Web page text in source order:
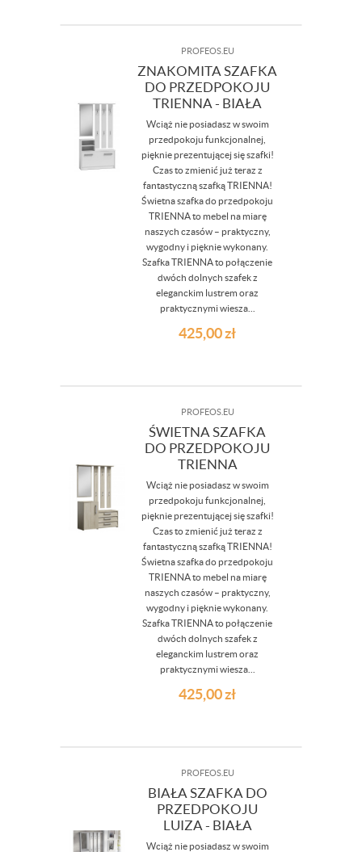
PROFEOS.EU
ZNAKOMITA SZAFKA
DO PRZEDPOKOJU
TRIENNA - BIAŁA
Wciąż nie posiadasz w swoim
przedpokoju funkcjonalnej,
pięknie prezentującej się szafki!
Czas to zmienić już teraz z
fantastyczną szafką TRIENNA!
Świetna szafka do przedpokoju
TRIENNA to mebel na miarę
naszych czasów – praktyczny,
wygodny i pięknie wykonany.
Szafka TRIENNA to połączenie
dwóch dolnych szafek z
eleganckim lustrem oraz
praktycznymi wiesza...
425,00zł
PROFEOS.EU
ŚWIETNA SZAFKA
DO PRZEDPOKOJU
TRIENNA
Wciąż nie posiadasz w swoim
przedpokoju funkcjonalnej,
pięknie prezentującej się szafki!
Czas to zmienić już teraz z
fantastyczną szafką TRIENNA!
Świetna szafka do przedpokoju
TRIENNA to mebel na miarę
naszych czasów – praktyczny,
wygodny i pięknie wykonany.
Szafka TRIENNA to połączenie
dwóch dolnych szafek z
eleganckim lustrem oraz
praktycznymi wiesza...
425,00zł
PROFEOS.EU
BIAŁA SZAFKA DO
PRZEDPOKOJU
LUIZA - BIAŁA
Wciąż nie posiadasz w swoim